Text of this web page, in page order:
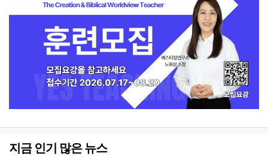
지금 인기 많은 뉴스